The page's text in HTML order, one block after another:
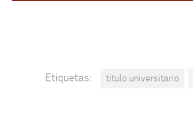
Etiquetas: titulo universitario